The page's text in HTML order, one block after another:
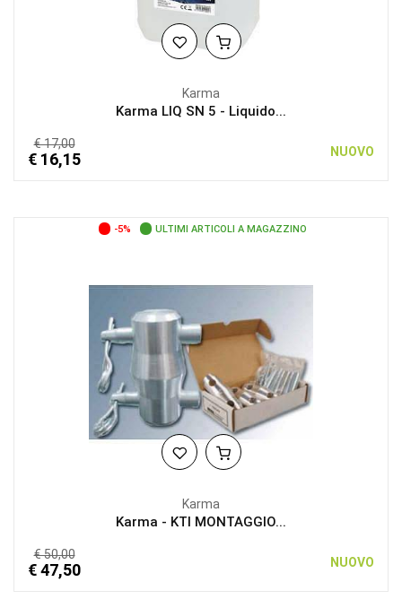
Karma
Karma LIQ SN 5 - Liquido...
€ 17,00
€ 16,15 NUOVO
-5% ULTIMI ARTICOLI A MAGAZZINO
Karma
Karma - KTI MONTAGGIO...
€ 50,00
€ 47,50 NUOVO